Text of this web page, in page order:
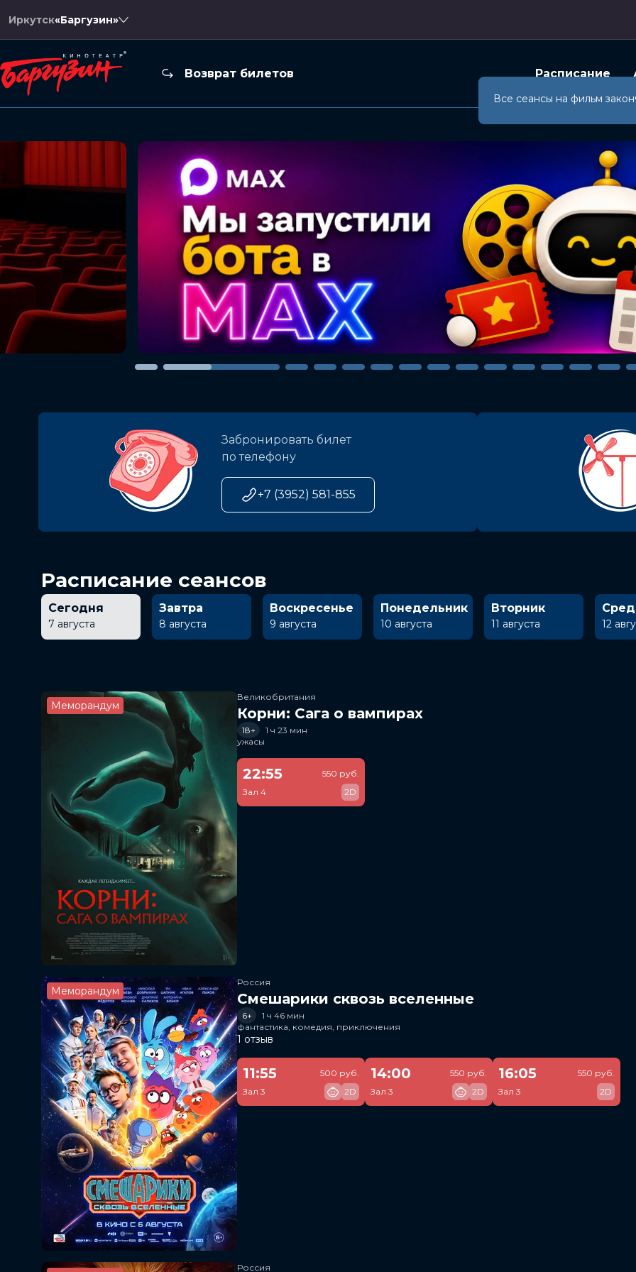
Иркутск«Баргузин»
Возврат билетов Расписание
Забронировать билет
по телефону
+7 (3952) 581-855
Расписание сеансов
Сегодня
7 августа
Завтра
8 августа
Воскресенье
9 августа
Понедельник
10 августа
Вторник
11 августа 12
Меморандум
Великобритания
Корни: Сага о вампирах
18+
1 ч 23 мин
ужасы
22:55
Зал 4
550 руб.
2D
Меморандум
Россия
Смешарики сквозь вселенные
6+
1 ч 46 мин
фантастика, комедия, приключения
1 отзыв
11:55
Зал 3
500 руб.
2D
14:00
Зал 3
550 руб.
2D
16:05
Зал 3
550 руб.
2D
Россия
Все сеансы на фильм